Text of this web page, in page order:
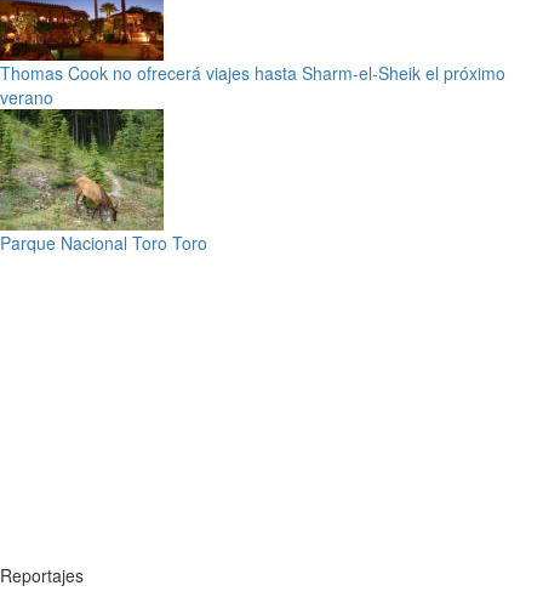
Thomas Cook no ofrecerá viajes hasta Sharm-el-Sheik el próximo
verano
Parque Nacional Toro Toro
Reportajes